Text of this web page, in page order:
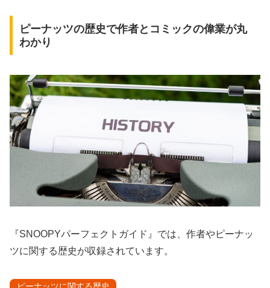
ピーナッツの歴史で作者とコミックの偉業が丸
わかり
『SNOOPYパーフェクトガイド』では、作者やピーナッ
ツに関する歴史が収録されています。